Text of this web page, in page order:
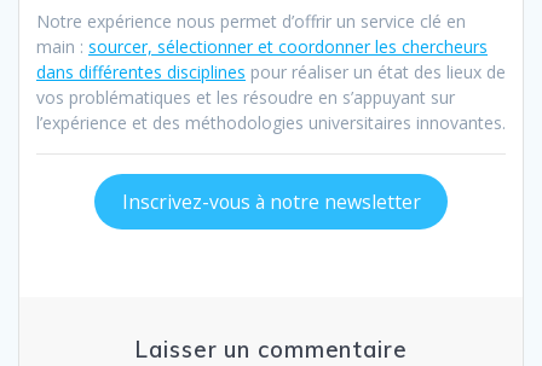
Notre expérience nous permet d’offrir un service clé en
main : sourcer, sélectionner et coordonner les chercheurs
dans différentes disciplines pour réaliser un état des lieux de
vos problématiques et les résoudre en s’appuyant sur
l’expérience et des méthodologies universitaires innovantes.
Inscrivez-vous à notre newsletter
Laisser un commentaire